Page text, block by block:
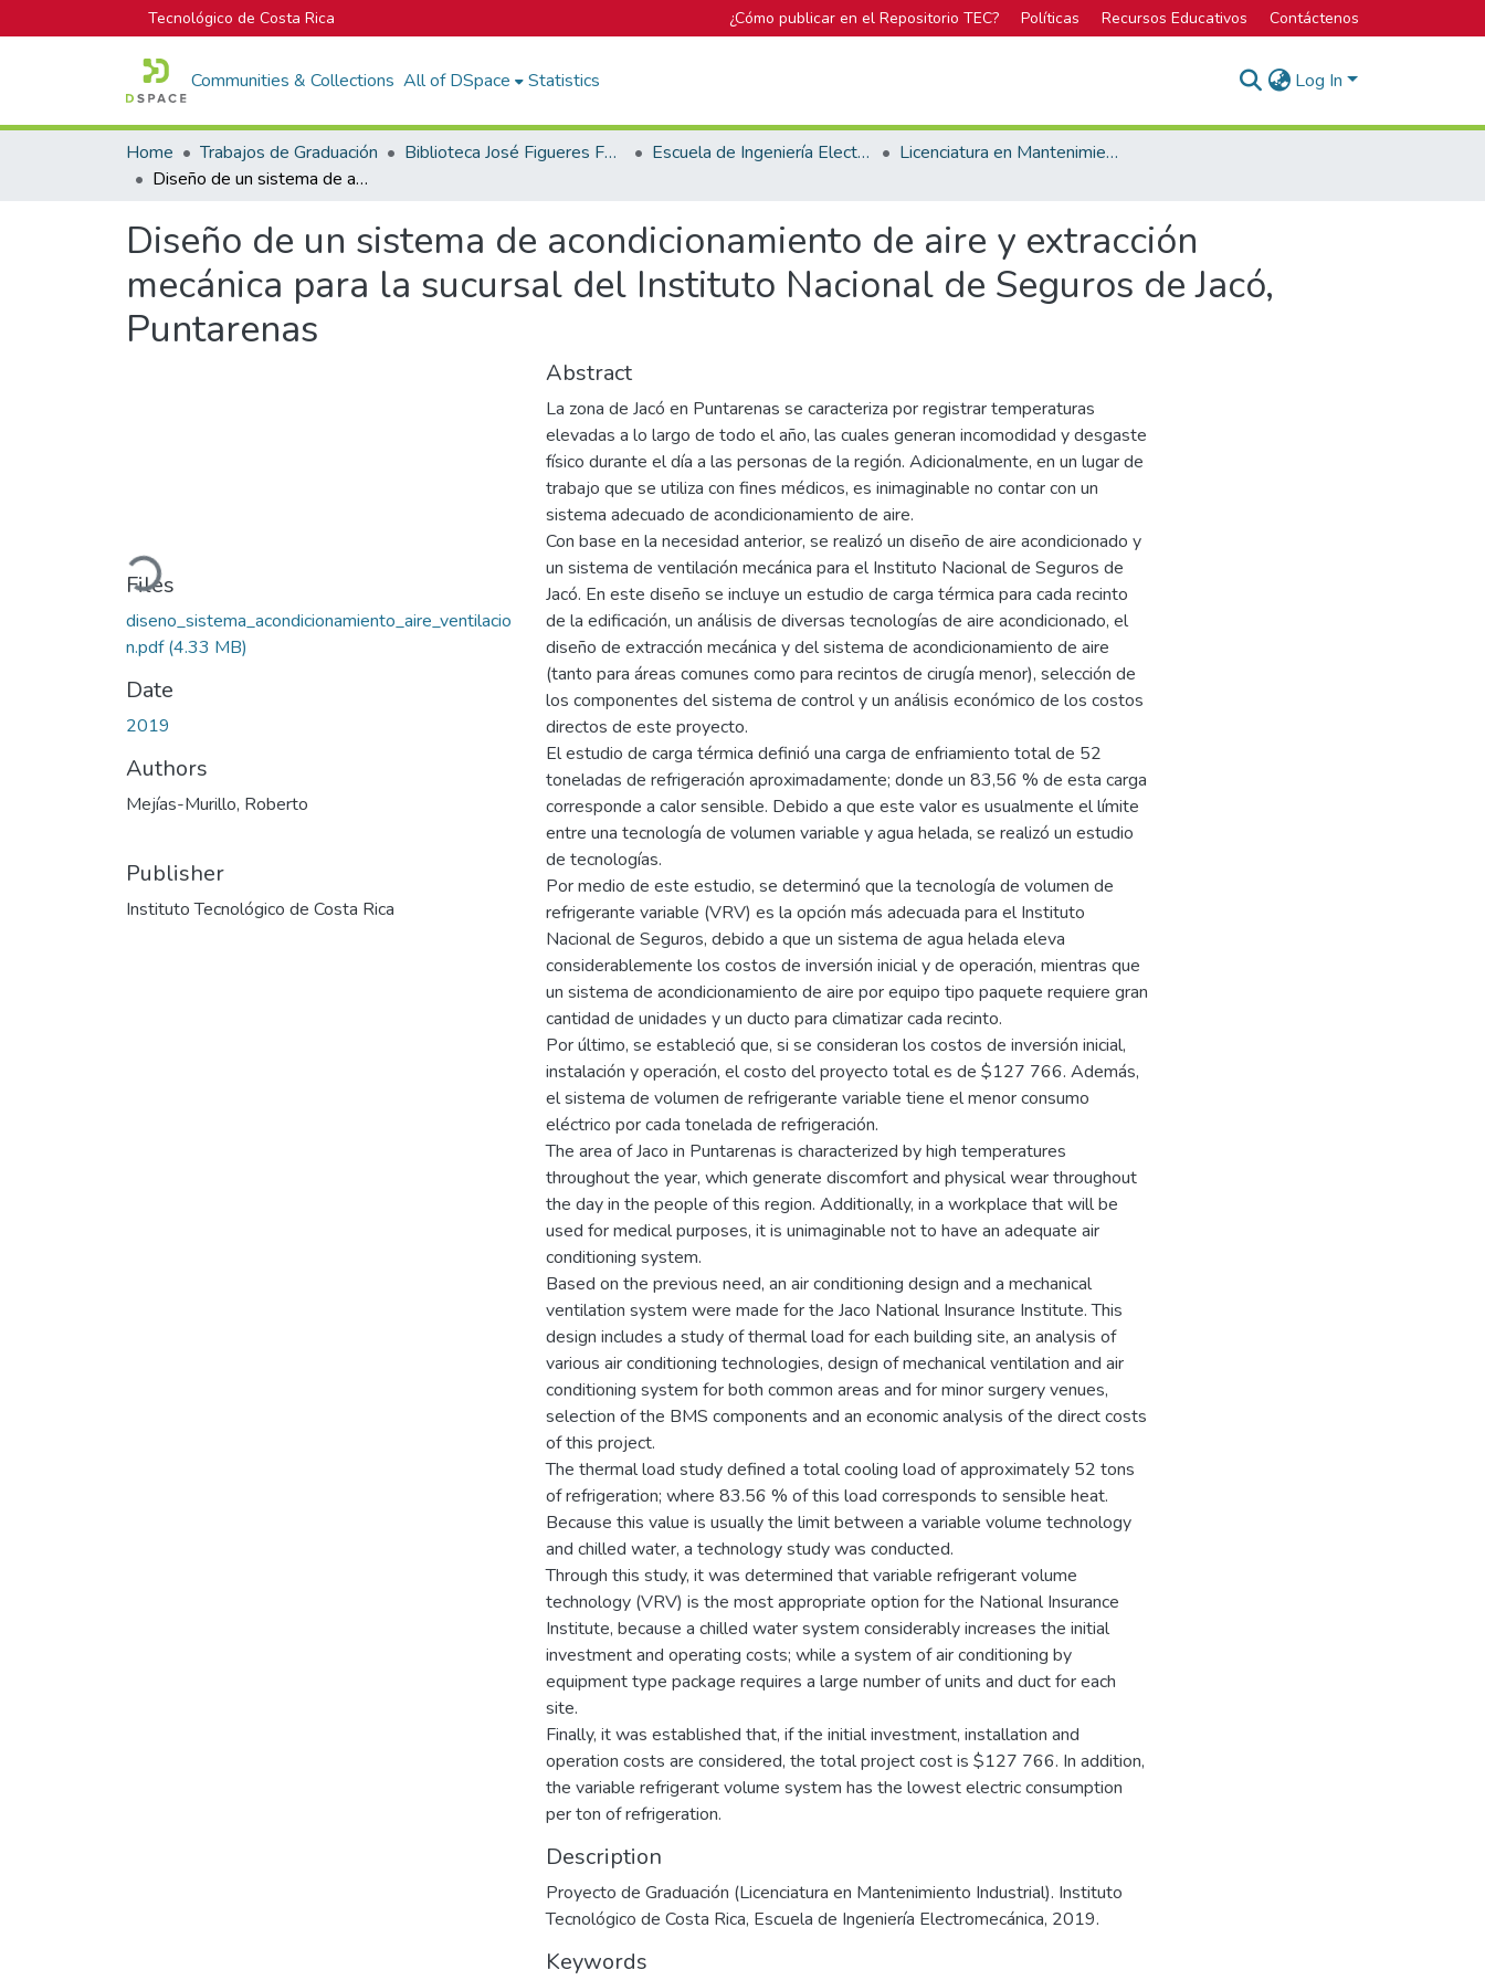
Tecnológico de Costa Rica ¿Cómo publicar en el Repositorio TEC? Políticas Recursos Educativos Contáctenos
Communities & Collections All of DSpace Statistics Log In
Home Trabajos de Graduación Biblioteca José Figueres Ferrer Escuela de Ingeniería Electromecánica
Licenciatura en Mantenimiento Industrial
Diseño de un sistema de acondicionamiento de aire y extracción mecánica para la sucursal del Instituto Nacional de Seguros de Jacó, Puntarenas
Diseño de un sistema de acondicionamiento de aire y extracción
mecánica para la sucursal del Instituto Nacional de Seguros de Jacó,
Puntarenas
Loading...
Files
diseno_sistema_acondicionamiento_aire_ventilacio
n.pdf(4.33 MB)
Date
2019
Authors
Mejías-Murillo, Roberto
Publisher
Instituto Tecnológico de Costa Rica
Abstract
La zona de Jacó en Puntarenas se caracteriza por registrar temperaturas
elevadas a lo largo de todo el año, las cuales generan incomodidad y desgaste
físico durante el día a las personas de la región. Adicionalmente, en un lugar de
trabajo que se utiliza con fines médicos, es inimaginable no contar con un
sistema adecuado de acondicionamiento de aire.
Con base en la necesidad anterior, se realizó un diseño de aire acondicionado y
un sistema de ventilación mecánica para el Instituto Nacional de Seguros de
Jacó. En este diseño se incluye un estudio de carga térmica para cada recinto
de la edificación, un análisis de diversas tecnologías de aire acondicionado, el
diseño de extracción mecánica y del sistema de acondicionamiento de aire
(tanto para áreas comunes como para recintos de cirugía menor), selección de
los componentes del sistema de control y un análisis económico de los costos
directos de este proyecto.
El estudio de carga térmica definió una carga de enfriamiento total de 52
toneladas de refrigeración aproximadamente; donde un 83,56 % de esta carga
corresponde a calor sensible. Debido a que este valor es usualmente el límite
entre una tecnología de volumen variable y agua helada, se realizó un estudio
de tecnologías.
Por medio de este estudio, se determinó que la tecnología de volumen de
refrigerante variable (VRV) es la opción más adecuada para el Instituto
Nacional de Seguros, debido a que un sistema de agua helada eleva
considerablemente los costos de inversión inicial y de operación, mientras que
un sistema de acondicionamiento de aire por equipo tipo paquete requiere gran
cantidad de unidades y un ducto para climatizar cada recinto.
Por último, se estableció que, si se consideran los costos de inversión inicial,
instalación y operación, el costo del proyecto total es de $127 766. Además,
el sistema de volumen de refrigerante variable tiene el menor consumo
eléctrico por cada tonelada de refrigeración.
The area of Jaco in Puntarenas is characterized by high temperatures
throughout the year, which generate discomfort and physical wear throughout
the day in the people of this region. Additionally, in a workplace that will be
used for medical purposes, it is unimaginable not to have an adequate air
conditioning system.
Based on the previous need, an air conditioning design and a mechanical
ventilation system were made for the Jaco National Insurance Institute. This
design includes a study of thermal load for each building site, an analysis of
various air conditioning technologies, design of mechanical ventilation and air
conditioning system for both common areas and for minor surgery venues,
selection of the BMS components and an economic analysis of the direct costs
of this project.
The thermal load study defined a total cooling load of approximately 52 tons
of refrigeration; where 83.56 % of this load corresponds to sensible heat.
Because this value is usually the limit between a variable volume technology
and chilled water, a technology study was conducted.
Through this study, it was determined that variable refrigerant volume
technology (VRV) is the most appropriate option for the National Insurance
Institute, because a chilled water system considerably increases the initial
investment and operating costs; while a system of air conditioning by
equipment type package requires a large number of units and duct for each
site.
Finally, it was established that, if the initial investment, installation and
operation costs are considered, the total project cost is $127 766. In addition,
the variable refrigerant volume system has the lowest electric consumption
per ton of refrigeration.
Description
Proyecto de Graduación (Licenciatura en Mantenimiento Industrial). Instituto
Tecnológico de Costa Rica, Escuela de Ingeniería Electromecánica, 2019.
Keywords